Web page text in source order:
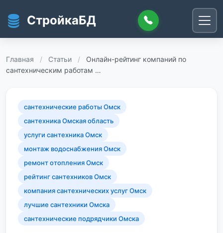
СтройкаБД
Главная / Статьи /
Онлайн-рейтинг компаний по
сантехническим работам …
сантехнические работы Омск
сантехника Омская область
услуги сантехника Омск
монтаж водоснабжения Омск
ремонт отопления Омск
рейтинг сантехников Омск
компания сантехнических услуг Омск
лучшие сантехники Омска
сантехнические подрядчики Омска